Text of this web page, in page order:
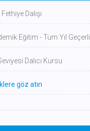
Dalışı
Eğitim - Tüm Yıl Geçerli
Dalıcı Kursu
göz atın